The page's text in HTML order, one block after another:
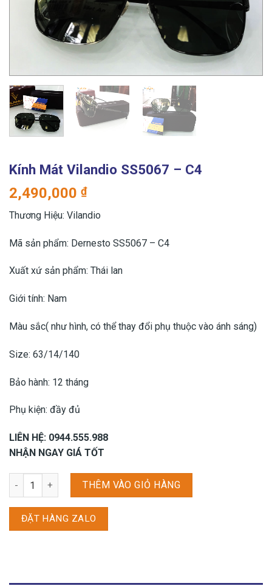
Kính Mát Vilandio SS5067 – C4
2,490,000 ₫
Thương Hiệu: Vilandio
Mã sản phẩm: Dernesto SS5067 – C4
Xuất xứ sản phẩm: Thái lan
Giới tính: Nam
Màu sắc( như hình, có thể thay đổi phụ thuộc vào ánh sáng)
Size: 63/14/140
Bảo hành: 12 tháng
Phụ kiện: đầy đủ
LIÊN HỆ: 0944.555.988
NHẬN NGAY GIÁ TỐT
Kính mát Vilandio SS5067 - C4 số lượng
THÊM VÀO GIỎ HÀNG
ĐẶT HÀNG ZALO